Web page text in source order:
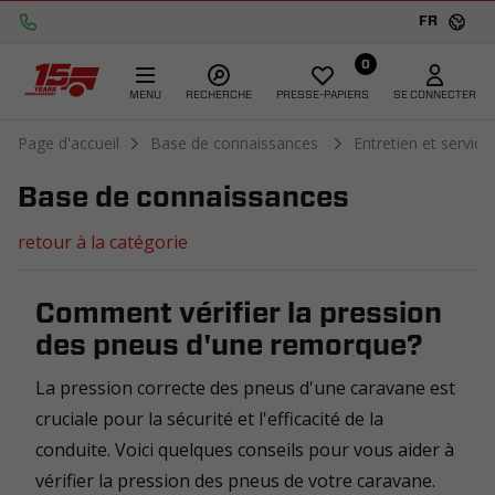
FR
MENU RECHERCHE
0
PRESSE-PAPIERS SE CONNECTER
Page d'accueil Base de connaissances Entretien et service
Base de connaissances
retour à la catégorie
Comment vérifier la pression
des pneus d'une remorque?
La pression correcte des pneus d'une caravane est
cruciale pour la sécurité et l'efficacité de la
conduite. Voici quelques conseils pour vous aider à
vérifier la pression des pneus de votre caravane.